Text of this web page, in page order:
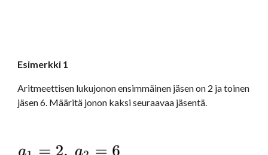
Esimerkki 1
Aritmeettisen lukujonon ensimmäinen jäsen on 2 ja toinen
jäsen 6. Määritä jonon kaksi seuraavaa jäsentä.